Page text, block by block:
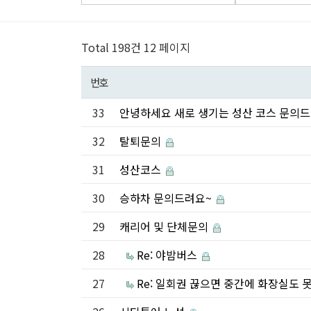
Total 198건 12 페이지
번호
33 안녕하세요 새로 생기는 성산 코스 문의
32
탈퇴문의
31
성산코스
30
승하차 문의드려요~
29
캐리어 및 단체문의
28
Re: 야밤버스
27
Re: 일회권 끊으면 중간에 화장실도